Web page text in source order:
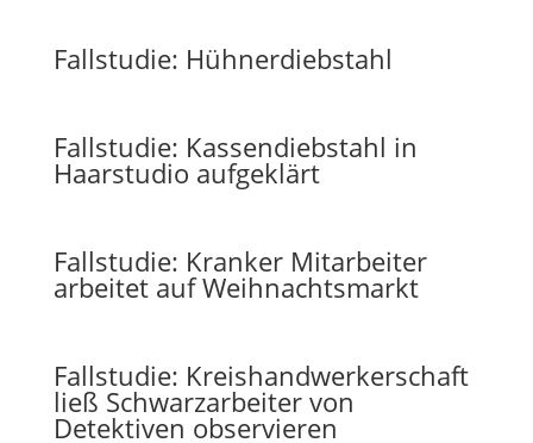
Fallstudie: Hühnerdiebstahl
Fallstudie: Kassendiebstahl in
Haarstudio aufgeklärt
Fallstudie: Kranker Mitarbeiter
arbeitet auf Weihnachtsmarkt
Fallstudie: Kreishandwerkerschaft
ließ Schwarzarbeiter von
Detektiven observieren